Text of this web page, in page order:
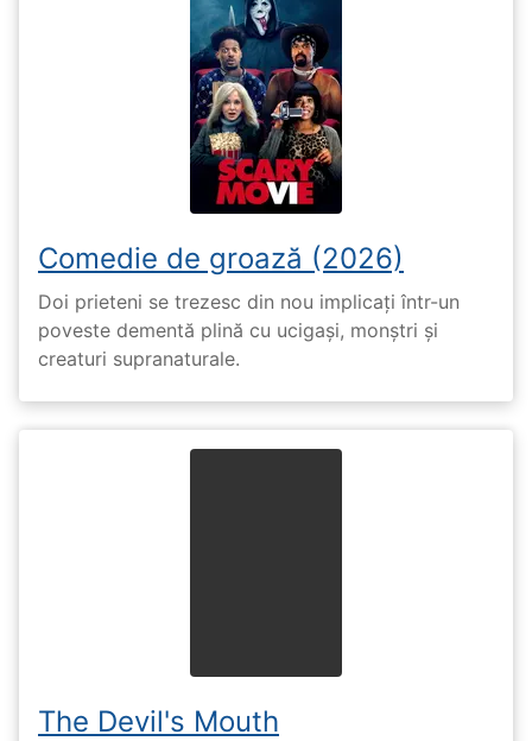
Comedie de groază (2026)
Doi prieteni se trezesc din nou implicați într-un
poveste dementă plină cu ucigași, monștri și
creaturi supranaturale.
The Devil's Mouth